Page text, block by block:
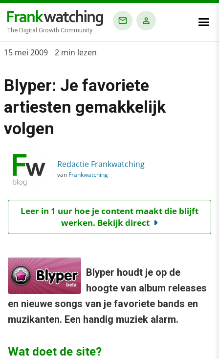
The Digital Growth Community
Home
Blog
Blyper: Je favoriete artiesten gemakkelijk volgen
15 mei 2009 2 min lezen
Blyper: Je favoriete
artiesten gemakkelijk
volgen
Redactie Frankwatching
van Frankwatching
Leer in 1 uur hoe je content maakt die blijft
werken. Bekijk direct
Blyper houdt je op de
hoogte van album releases
en nieuwe songs van je favoriete bands en
muzikanten. Een handig muziek alarm.
Wat doet de site?